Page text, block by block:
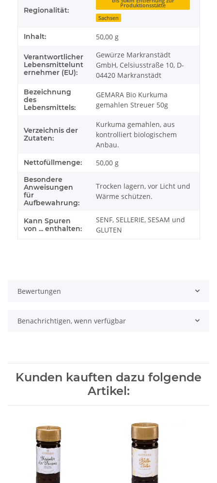
Regionalität:
Produktionsstätte
Sachsen
Inhalt: 50,00 g
Verantwortlicher
Lebensmittelunt
ernehmer (EU):
Gewürze Markranstädt
GmbH, Celsiusstraße 10, D-
04420 Markranstädt
Bezeichnung
des
Lebensmittels:
GEMARA Bio Kurkuma
gemahlen Streuer 50g
Verzeichnis der
Zutaten:
Kurkuma gemahlen, aus
kontrolliert biologischem
Anbau.
Nettofüllmenge: 50,00 g
Besondere
Anweisungen
für
Aufbewahrung:
Trocken lagern, vor Licht und
Wärme schützen.
Kann Spuren
von ... enthalten:
SENF, SELLERIE, SESAM und
GLUTEN
Bewertungen
Benachrichtigen, wenn verfügbar
Kunden kauften dazu folgende
Artikel: